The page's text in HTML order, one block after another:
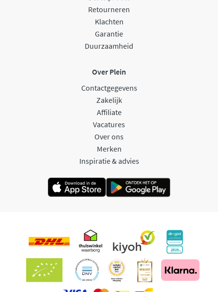
Retourneren
Klachten
Garantie
Duurzaamheid
Over Plein
Contactgegevens
Zakelijk
Affiliate
Vacatures
Over ons
Merken
Inspiratie & advies